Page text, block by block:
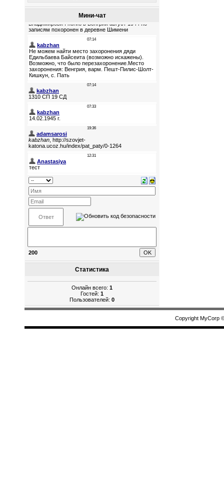
Мини-чат
200
Статистика
Онлайн всего: 1
Гостей: 1
Пользователей: 0
Copyright MyCorp